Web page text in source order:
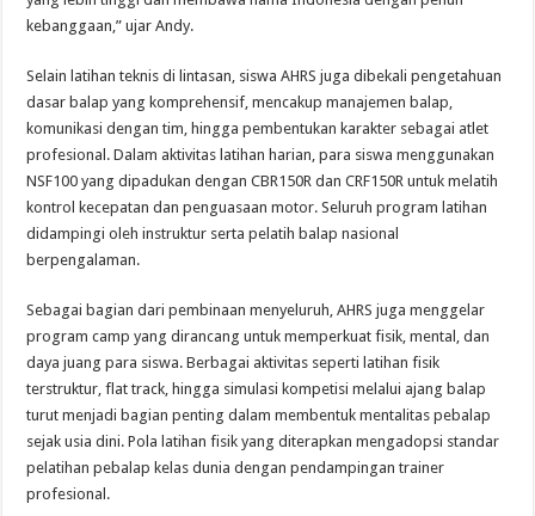
kebanggaan,” ujar Andy.
Selain latihan teknis di lintasan, siswa AHRS juga dibekali pengetahuan
dasar balap yang komprehensif, mencakup manajemen balap,
komunikasi dengan tim, hingga pembentukan karakter sebagai atlet
profesional. Dalam aktivitas latihan harian, para siswa menggunakan
NSF100 yang dipadukan dengan CBR150R dan CRF150R untuk melatih
kontrol kecepatan dan penguasaan motor. Seluruh program latihan
didampingi oleh instruktur serta pelatih balap nasional
berpengalaman.
Sebagai bagian dari pembinaan menyeluruh, AHRS juga menggelar
program camp yang dirancang untuk memperkuat fisik, mental, dan
daya juang para siswa. Berbagai aktivitas seperti latihan fisik
terstruktur, flat track, hingga simulasi kompetisi melalui ajang balap
turut menjadi bagian penting dalam membentuk mentalitas pebalap
sejak usia dini. Pola latihan fisik yang diterapkan mengadopsi standar
pelatihan pebalap kelas dunia dengan pendampingan trainer
profesional.